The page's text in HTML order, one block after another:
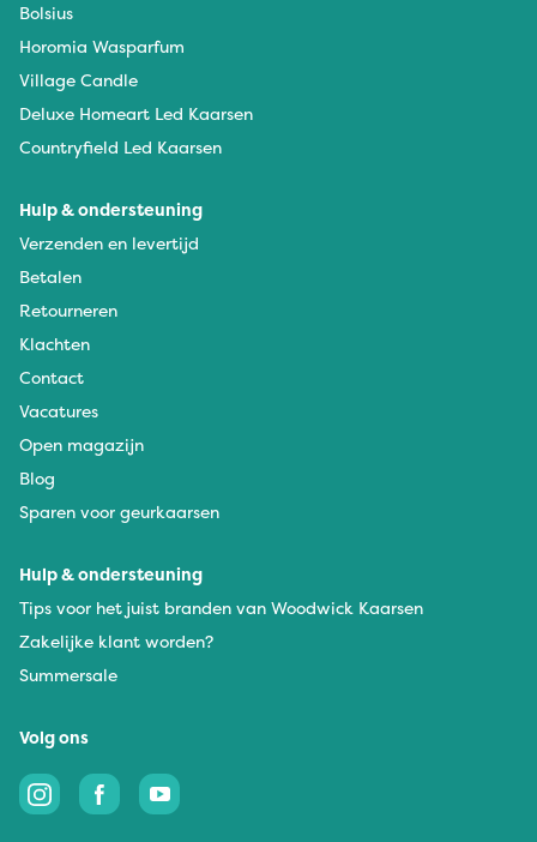
Bolsius
Horomia Wasparfum
Village Candle
Deluxe Homeart Led Kaarsen
Countryfield Led Kaarsen
Hulp & ondersteuning
Verzenden en levertijd
Betalen
Retourneren
Klachten
Contact
Vacatures
Open magazijn
Blog
Sparen voor geurkaarsen
Hulp & ondersteuning
Tips voor het juist branden van Woodwick Kaarsen
Zakelijke klant worden?
Summersale
Volg ons